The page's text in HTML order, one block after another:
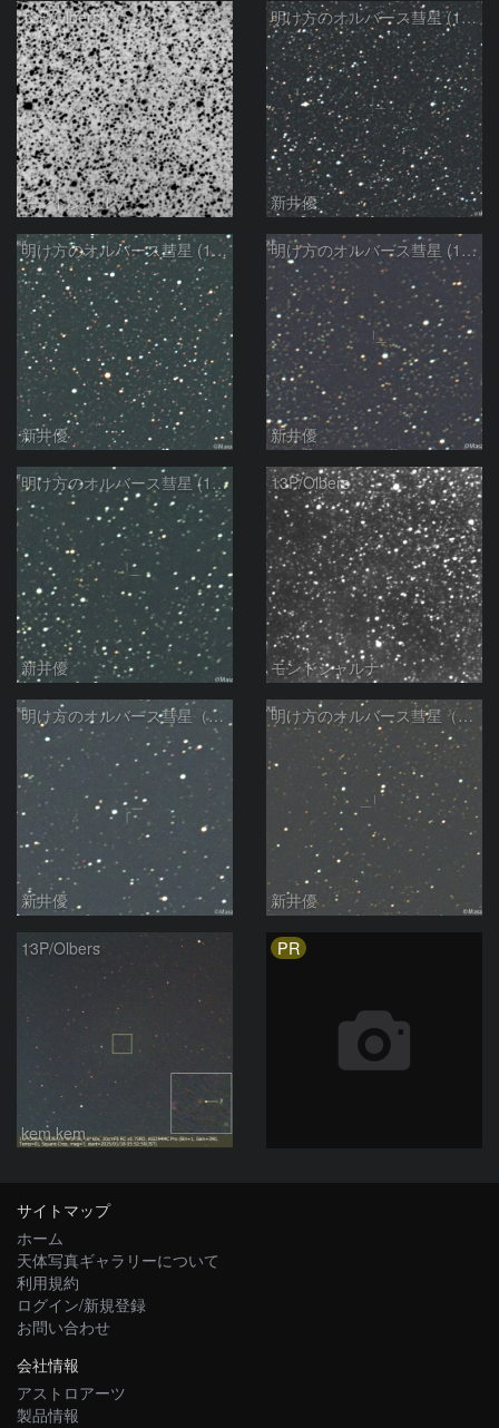
13P/Olbers
モンドシャルナ
明け方のオルバース彗星 (13P)：2025/03/01
新井優
明け方のオルバース彗星 (13P)：2025/02/25
新井優
明け方のオルバース彗星 (13P)：2025/02/06
新井優
明け方のオルバース彗星 (13P)：2025/02/05
新井優
13P/Olbers
モンドシャルナ
明け方のオルバース彗星（13P)：2025/01/30
新井優
明け方のオルバース彗星（13P)：2025/01/27
新井優
13P/Olbers
kem.kem
PR
サイトマップ
ホーム
天体写真ギャラリーについて
利用規約
ログイン/新規登録
お問い合わせ
会社情報
アストロアーツ
製品情報